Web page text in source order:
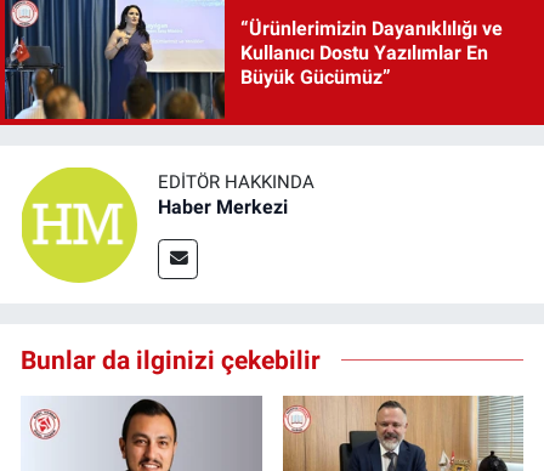
“Ürünlerimizin Dayanıklılığı ve
Kullanıcı Dostu Yazılımlar En
Büyük Gücümüz”
EDITÖR HAKKINDA
Haber Merkezi
Bunlar da ilginizi çekebilir